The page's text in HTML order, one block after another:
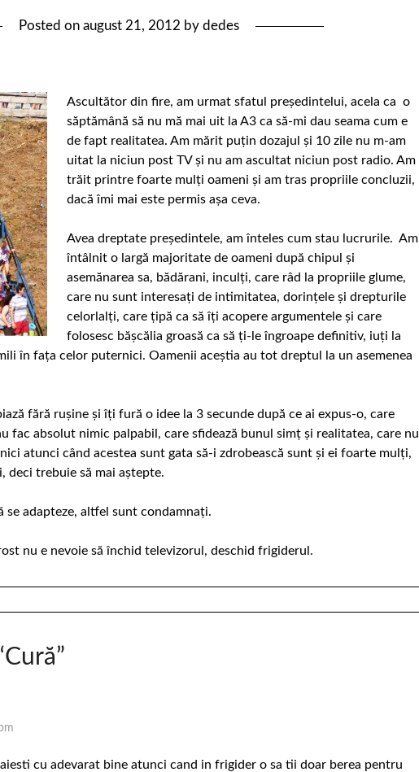
Posted on august 21, 2012 by dedes
Ascultător din fire, am urmat sfatul preşedintelui, acela ca o
săptămână să nu mă mai uit la A3 ca să-mi dau seama cum e
de fapt realitatea. Am mărit puţin dozajul şi 10 zile nu m-am
uitat la niciun post TV şi nu am ascultat niciun post radio. Am
trăit printre foarte mulți oameni și am tras propriile concluzii,
dacă îmi mai este permis așa ceva.
Avea dreptate președintele, am înteles cum stau lucrurile. Am
întâlnit o largă majoritate de oameni după chipul și
asemănarea sa, bădărani, inculți, care râd la propriile glume,
care nu sunt interesați de intimitatea, dorințele și drepturile
celorlalți, care țipă ca să îți acopere argumentele și care
folosesc bășcălia groasă ca să ți-le îngroape definitiv, iuți la
în fața celor puternici. Oamenii aceștia au tot dreptul la un asemenea
fără rușine și îți fură o idee la 3 secunde după ce ai expus-o, care
fac absolut nimic palpabil, care sfidează bunul simț și realitatea, care nu
atunci când acestea sunt gata să-i zdrobească sunt și ei foarte mulți,
deci trebuie să mai aștepte.
se adapteze, altfel sunt condamnați.
nu e nevoie să închid televizorul, deschid frigiderul.
Cură”
cu adevarat bine atunci cand in frigider o sa tii doar berea pentru